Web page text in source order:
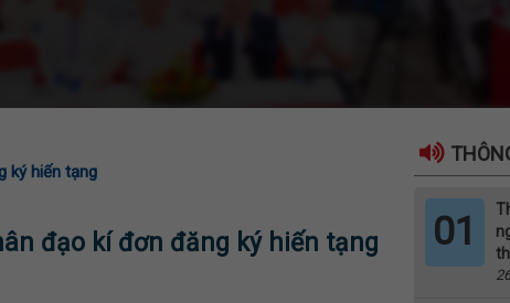
ký hiến tạng
đạo kí đơn đăng ký hiến tạng 01